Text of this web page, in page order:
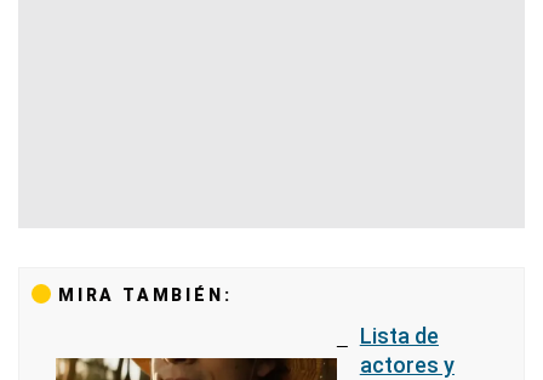
MIRA TAMBIÉN:
Lista de
actores y